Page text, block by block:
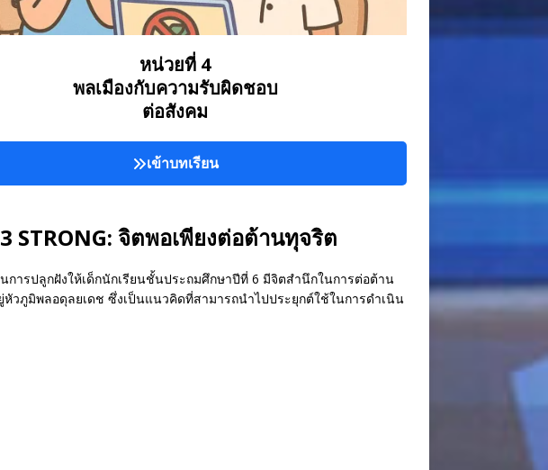
หน่วยที่ 4
พลเมืองกับความรับผิดชอบ
ต่อสังคม
เข้าบทเรียน
STRONG: จิตพอเพียงต่อต้านทุจริต
การปลูกฝังให้เด็กนักเรียนชั้นประถมศึกษาปีที่ 6 มีจิตสำนึกในการต่อต้าน
วภูมิพลอดุลยเดช ซึ่งเป็นแนวคิดที่สามารถนำไปประยุกต์ใช้ในการดำเนิน